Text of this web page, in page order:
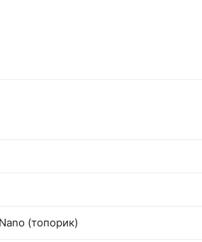
(топорик)